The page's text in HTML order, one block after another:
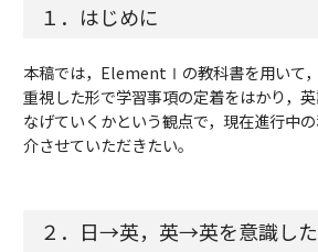
１．はじめに
本稿では，ElementⅠの教科書を用いて
重視した形で学習事項の定着をはかり，
なげていくかという観点で，現在進行中
介させていただきたい。
２．日→英，英→英を意識し